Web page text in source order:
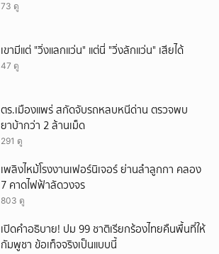
73 ดู
เขามีแต่ "วิ่งแลกแว่น" แต่นี่ "วิ่งลักแว่น" เสียได้
47 ดู
ตร.เมืองแพร่ สกัดจับรถหลบหนีด่าน ตรวจพบ
ยาบ้ากว่า 2 ล้านเม็ด
291 ดู
เพลิงไหม้โรงงานเฟอร์นิเจอร์ ย่านลำลูกกา คลอง
7 คาดไฟฟ้าลัดวงจร
803 ดู
เปิดคำอธิบาย! ปม 99 ชาติเรียกร้องไทยคืนพื้นที่ให้
กัมพูชา ข้อเท็จจริงเป็นแบบนี้